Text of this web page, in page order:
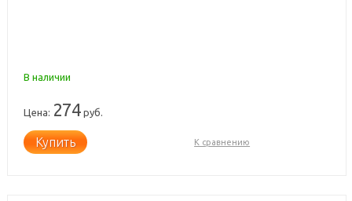
В наличии
Цена: 274руб.
Купить К сравнению